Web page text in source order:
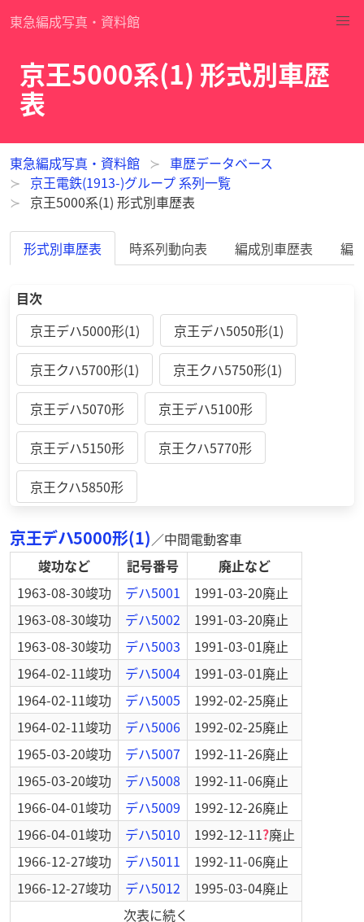
東急編成写真・資料館
京王5000系(1) 形式別車歴
表
東急編成写真・資料館
車歴データベース
京王電鉄(1913-)グループ 系列一覧
京王5000系(1) 形式別車歴表
形式別車歴表 時系列動向表 編成別車歴表 編
目次
京王デハ5000形(1)
京王デハ5050形(1)
京王クハ5700形(1)
京王クハ5750形(1)
京王デハ5070形
京王デハ5100形
京王デハ5150形
京王クハ5770形
京王クハ5850形
京王デハ5000形(1)／中間電動客車
竣功など
記号番号
廃止など
1963-08-30竣功 デハ5001 1991-03-20廃止
1963-08-30竣功 デハ5002 1991-03-20廃止
1963-08-30竣功 デハ5003 1991-03-01廃止
1964-02-11竣功 デハ5004 1991-03-01廃止
1964-02-11竣功 デハ5005 1992-02-25廃止
1964-02-11竣功 デハ5006 1992-02-25廃止
1965-03-20竣功 デハ5007 1992-11-26廃止
1965-03-20竣功 デハ5008 1992-11-06廃止
1966-04-01竣功 デハ5009 1992-12-26廃止
1966-04-01竣功 デハ5010 1992-12-11?廃止
1966-12-27竣功 デハ5011 1992-11-06廃止
1966-12-27竣功 デハ5012 1995-03-04廃止
次表に続く